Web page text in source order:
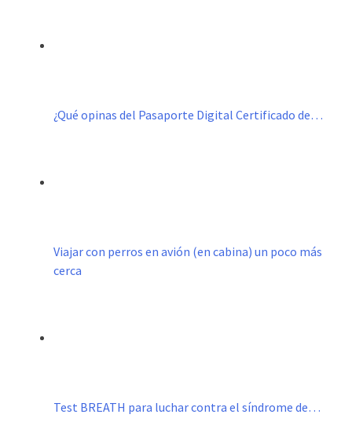
¿Qué opinas del Pasaporte Digital Certificado de…
Viajar con perros en avión (en cabina) un poco más
cerca
Test BREATH para luchar contra el síndrome de…